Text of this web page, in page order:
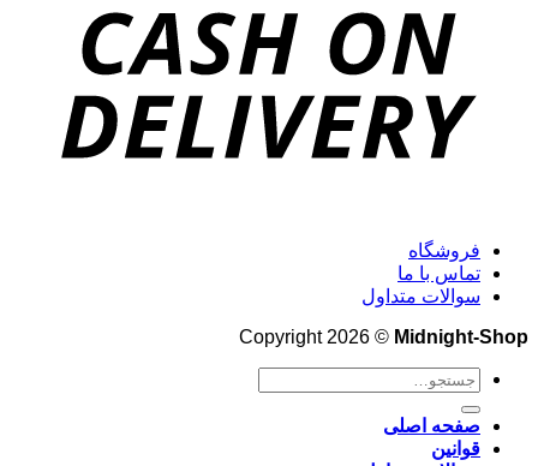
فروشگاه
تماس با ما
سوالات متداول
Copyright 2026 © Midnight-Shop
جستجو
صفحه اصلی
قوانین